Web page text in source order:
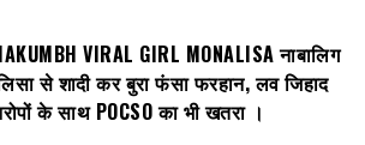
VIRAL GIRL MONALISA नाबालिग
से शादी कर बुरा फंसा फरहान, लव जिहाद
के साथ POCSO का भी खतरा ।